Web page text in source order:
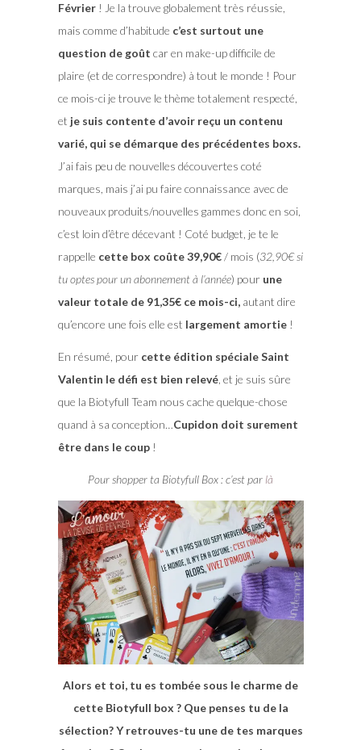
Février! Je la trouve globalement très réussie,
mais comme d’habitude c’est surtout une
question de goût car en make-up difficile de
plaire (et de correspondre) à tout le monde ! Pour
ce mois-ci je trouve le thème totalement respecté,
et je suis contente d’avoir reçu un contenu
varié, qui se démarque des précédentes boxs.
J’ai fais peu de nouvelles découvertes coté
marques, mais j’ai pu faire connaissance avec de
nouveaux produits/nouvelles gammes donc en soi,
c’est loin d’être décevant ! Coté budget, je te le
rappelle cette box coûte 39,90€/ mois (32,90€ si
tu optes pour un abonnement à l’année) pourune
valeur totale de 91,35€ ce mois-ci,autant dire
qu’encore une fois elle est largement amortie!
En résumé, pour cette édition spéciale Saint
Valentin le défi est bien relevé, et je suis sûre
que la Biotyfull Team nous cache quelque-chose
quand à sa conception…Cupidon doit surement
être dans le coup!
Pour shopper ta Biotyfull Box : c’est par là
Alors et toi, tu es tombée sous le charme de
cette Biotyfull box ? Que penses tu de la
sélection? Y retrouves-tu une de tes marques